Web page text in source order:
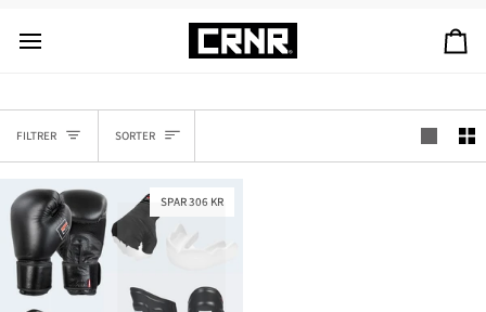
FILTRER SORTER
SORTER
SPAR 306 KR